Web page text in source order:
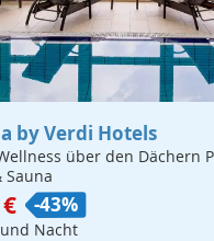
by Verdi Hotels
über den Dächern
-43%
Nacht